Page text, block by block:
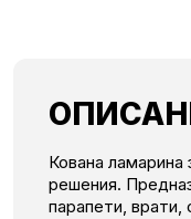
Кована ламарина
решения.
парапети, врати,